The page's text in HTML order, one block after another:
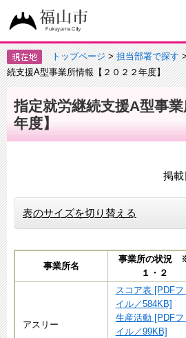
トップページ>担当部署で探す
続支援A型事業所情報【２０２２年度】
指定就労継続支援A型事
年度】
掲載
表のサイズを切り替える
事業所名
事業所の状況
１・２
アスリー
スコア表 [PDFフ
イル／584KB]
生産活動 [PDFフ
イル／99KB]